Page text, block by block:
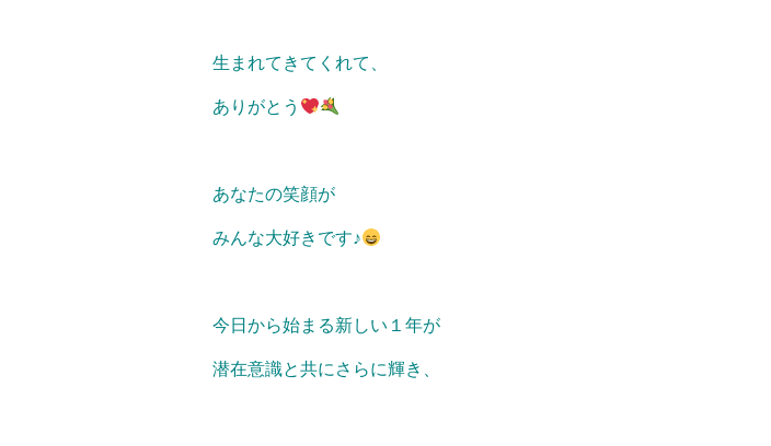
生まれてきてくれて、
ありがとう
あなたの笑顔が
みんな大好きです♪
今日から始まる新しい１年が
潜在意識と共にさらに輝き、